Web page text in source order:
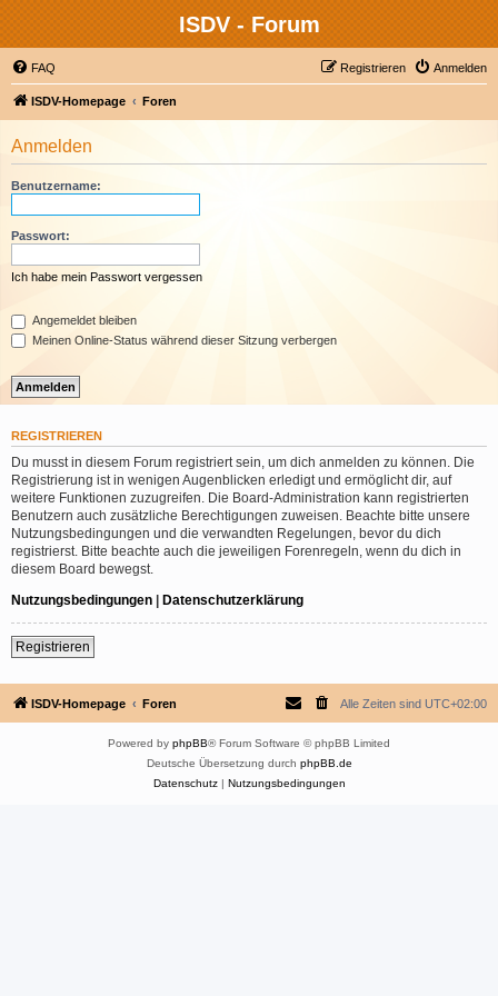
ISDV - Forum
FAQ Anmelden
Registrieren
ISDV-Homepage Foren
Anmelden
Benutzername:
Passwort:
Ich habe mein Passwort vergessen
Angemeldet bleiben
Meinen Online-Status während dieser Sitzung verbergen
REGISTRIEREN
Du musst in diesem Forum registriert sein, um dich anmelden zu können. Die
Registrierung ist in wenigen Augenblicken erledigt und ermöglicht dir, auf
weitere Funktionen zuzugreifen. Die Board-Administration kann registrierten
Benutzern auch zusätzliche Berechtigungen zuweisen. Beachte bitte unsere
Nutzungsbedingungen und die verwandten Regelungen, bevor du dich
registrierst. Bitte beachte auch die jeweiligen Forenregeln, wenn du dich in
diesem Board bewegst.
Nutzungsbedingungen | Datenschutzerklärung
Registrieren
ISDV-Homepage Foren Alle Zeiten sind UTC+02:00
Powered by phpBB® Forum Software © phpBB Limited
Deutsche Übersetzung durch phpBB.de
Datenschutz| Nutzungsbedingungen